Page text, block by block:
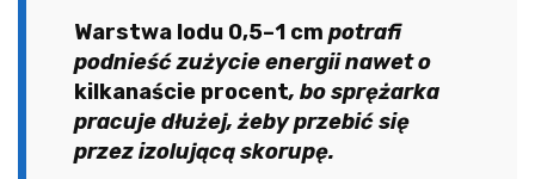
Warstwa lodu 0,5–1 cm potrafi
podnieść zużycie energii nawet o
kilkanaście procent, bo sprężarka
pracuje dłużej, żeby przebić się
przez izolującą skorupę.